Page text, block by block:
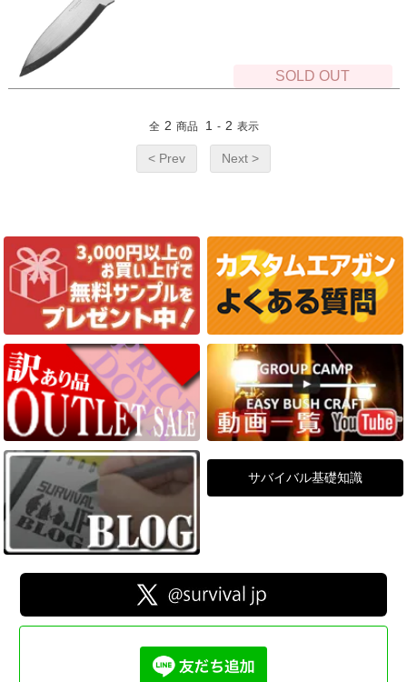
SOLD OUT
全 2 商品 1 - 2 表示
< Prev Next >
サバイバル基礎知識